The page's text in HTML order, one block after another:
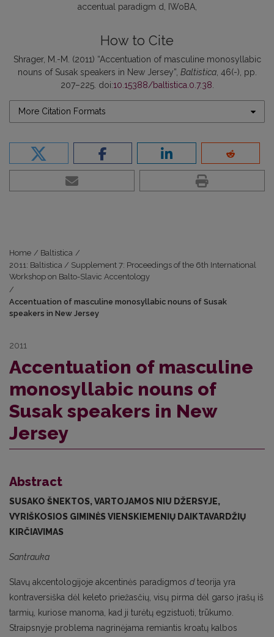
accentual paradigm d
IWoBA
How to Cite
Shrager, M.-M. (2011) “Accentuation of masculine monosyllabic
nouns of Susak speakers in New Jersey”, Baltistica, 46(-), pp.
207–225. doi:10.15388/baltistica.0.7.38.
More Citation Formats
Home / Baltistica /
2011: Baltistica / Supplement 7: Proceedings of the 6th International
Workshop on Balto-Slavic Accentology
/
Accentuation of masculine monosyllabic nouns of Susak
speakers in New Jersey
2011
Accentuation of masculine
monosyllabic nouns of
Susak speakers in New
Jersey
Abstract
SUSAKO ŠNEKTOS, VARTOJAMOS NIU DŽERSYJE,
VYRIŠKOSIOS GIMINĖS VIENSKIEMENIŲ DAIKTAVARDŽIŲ
KIRČIAVIMAS
Santrauka
Slavų akcentologijoje akcentinės paradigmos dteorija yra
kontraversiška dėl keleto priežasčių, visų pirma dėl garso įrašų iš
tarmių, kuriose manoma, kad ji turėtų egzistuoti, trūkumo.
Straipsnyje problema nagrinėjama remiantis kroatų kalbos